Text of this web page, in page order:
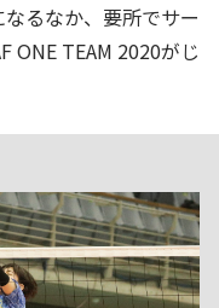
るなか、要所でサー
ONE TEAM 2020がじ